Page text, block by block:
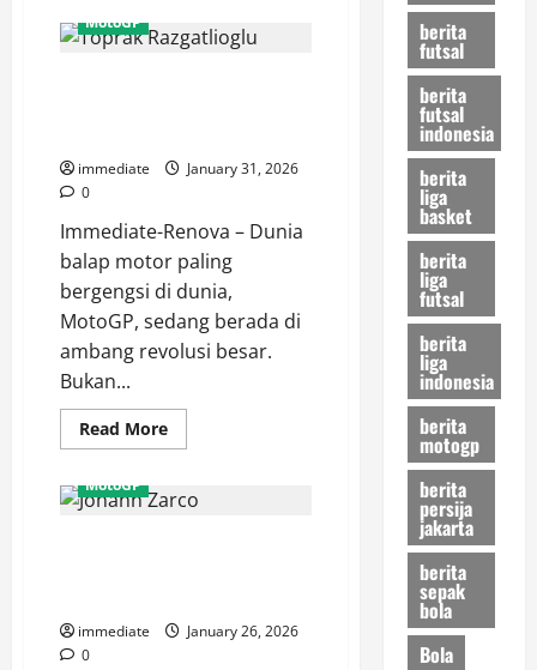
Maverick
Vinales,
Pemenang
dengan
Berbeda
MotoGP
immediate
January 31, 2026
0
Immediate-Renova – Dunia
balap motor paling
bergengsi di dunia,
MotoGP, sedang berada di
ambang revolusi besar.
Bukan...
Read MoreRead
more
Toprak
Razgatlioglu,
MotoGP?
MotoGP
immediate
January 26, 2026
0
berita
futsal
berita
futsal
indonesia
berita
liga
basket
berita
liga
futsal
berita
liga
indonesia
berita
motogp
berita
persija
jakarta
berita
sepak
bola
Bola